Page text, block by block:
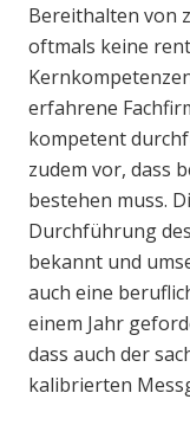
Bereithalten von
oftmals keine
erfahrene
kompetent
zudem vor, dass
bestehen muss.
Durchführung
bekannt und
auch eine
einem Jahr
dass auch der
kalibrierten